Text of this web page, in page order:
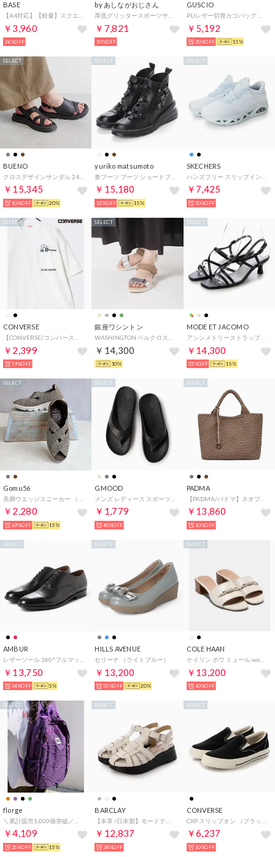
BASE
￥3,960
26%OFF
by あしながおじさん
￥7,821
10%OFF
GUSCIO
￥5,192
20%OFF 15%
BUENO
￥15,345
SELECT
10%OFF 20%
yuriko matsumoto
￥15,180
SELECT
12%OFF 15%
SKECHERS
￥7,425
SELECT
50%OFF
CONVERSE
￥2,399
SELECT
19%OFF
銀座ワシントン
￥14,300
SELECT
10%
MODE ET JACOMO
アシンメトリーストラップサンダル （ブラック）
￥14,300
SELECT
23%OFF 15%
Gomu56
￥2,280
SELECT
69%OFF 15%
GMOOD
￥1,779
SELECT
40%OFF
PADMA
【PADMA/パドマ】ネオプレーン イントレチャート トートバッグ A4 大容量 軽量
￥13,860
SELECT
10%OFF
AMBUR
￥13,750
SELECT
34%OFF 5%
HILLS AVENUE
セリーナ （ライトブルー）
￥13,200
SELECT
53%OFF 20%
COLE HAAN
ケイリン ボウ ミュール womens （アイボリー レザー）
￥13,200
SELECT
60%OFF
florge
￥4,109
SELECT
25%OFF 15%
BARCLAY
￥12,837
SELECT
38%OFF
CONVERSE
￥6,237
SELECT
10%OFF